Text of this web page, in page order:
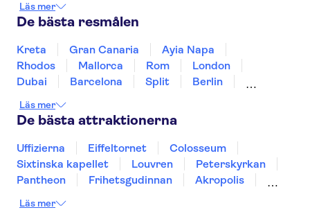
Sverige
Thailand
Läs mer
De bästa resmålen
Kreta Gran Canaria
Ayia Napa
Rhodos
Mallorca Rom
London
Dubai
Barcelona Split
Berlin
Gdansk
Oslo Helsingfors
Helsingborg
Läs mer
De bästa attraktionerna
Uffizierna Eiffeltornet
Colosseum
Sixtinska kapellet
Louvren
Peterskyrkan
Pantheon
Frihetsgudinnan
Akropolis
Burj Khalifa
Läs mer